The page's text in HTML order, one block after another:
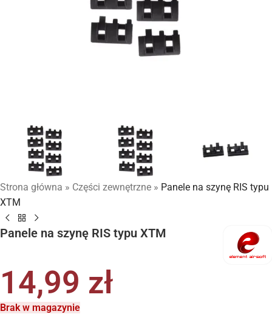
Strona główna » Części zewnętrzne » Panele na szynę RIS typu
XTM
Panele na szynę RIS typu XTM
14,99 zł
Brak w magazynie